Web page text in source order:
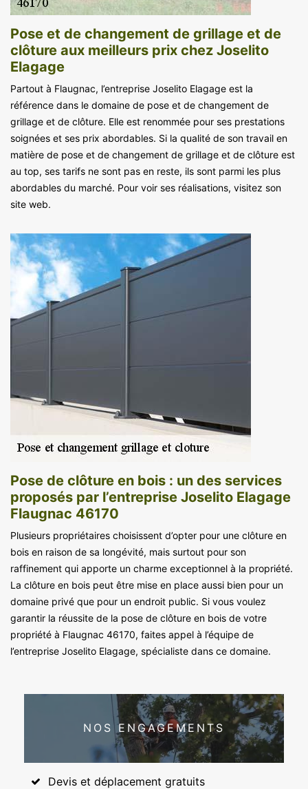
Pose et de changement de grillage et de
clôture aux meilleurs prix chez Joselito
Elagage
Partout à Flaugnac, l’entreprise Joselito Elagage est la
référence dans le domaine de pose et de changement de
grillage et de clôture. Elle est renommée pour ses prestations
soignées et ses prix abordables. Si la qualité de son travail en
matière de pose et de changement de grillage et de clôture est
au top, ses tarifs ne sont pas en reste, ils sont parmi les plus
abordables du marché. Pour voir ses réalisations, visitez son
site web.
Pose de clôture en bois : un des services
proposés par l’entreprise Joselito Elagage
Flaugnac 46170
Plusieurs propriétaires choisissent d’opter pour une clôture en
bois en raison de sa longévité, mais surtout pour son
raffinement qui apporte un charme exceptionnel à la propriété.
La clôture en bois peut être mise en place aussi bien pour un
domaine privé que pour un endroit public. Si vous voulez
garantir la réussite de la pose de clôture en bois de votre
propriété à Flaugnac 46170, faites appel à l’équipe de
l’entreprise Joselito Elagage, spécialiste dans ce domaine.
NOS ENGAGEMENTS
Devis et déplacement gratuits